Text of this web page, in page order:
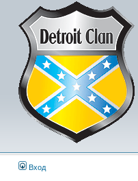
Вход